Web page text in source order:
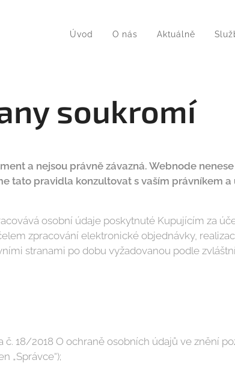
Úvod O nás Aktuálně
soukromí
a nejsou právně závazná. Webnode
tato pravidla konzultovat s vaším právníkem a
osobní údaje poskytnuté Kupujícím za
zpracování elektronické objednávky,
stranami po dobu vyžadovanou podle
18/2018 O ochraně osobních údajů ve znění
„Správce“);